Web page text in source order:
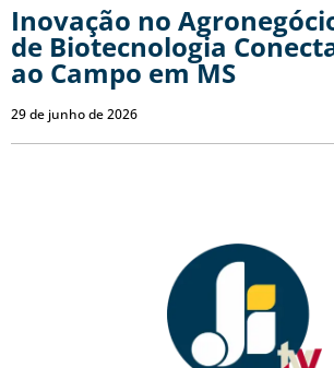
Inovação no
de Biotecnologia
ao Campo em MS
29 de junho de 2026